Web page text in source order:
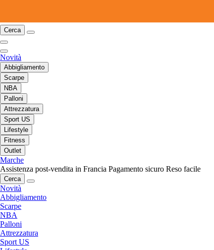
Cerca
Novità
Abbigliamento
Scarpe
NBA
Palloni
Attrezzatura
Sport US
Lifestyle
Fitness
Outlet
Marche
Assistenza post-vendita in Francia Pagamento sicuro Reso facile
Cerca
Novità
Abbigliamento
Scarpe
NBA
Palloni
Attrezzatura
Sport US